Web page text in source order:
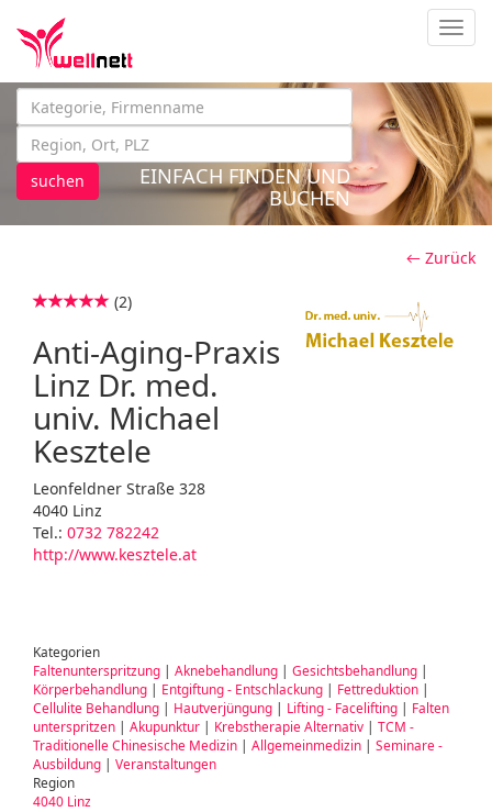
suchen
EINFACH FINDEN UND
BUCHEN
← Zurück
(2)
Anti-Aging-Praxis
Linz Dr. med.
univ. Michael
Kesztele
Leonfeldner Straße 328
4040 Linz
Tel.: 0732 782242
http://www.kesztele.at
Kategorien
Faltenunterspritzung | Aknebehandlung | Gesichtsbehandlung |
Körperbehandlung | Entgiftung - Entschlackung | Fettreduktion |
Cellulite Behandlung | Hautverjüngung | Lifting - Facelifting | Falten
unterspritzen | Akupunktur | Krebstherapie Alternativ | TCM -
Traditionelle Chinesische Medizin | Allgemeinmedizin | Seminare -
Ausbildung | Veranstaltungen
Region
4040 Linz